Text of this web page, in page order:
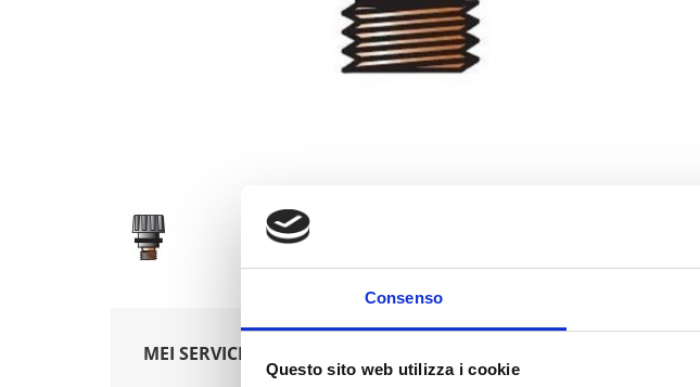
Consenso
Questo sito web utilizza i cookie
MEI SERVICE S.R.L.